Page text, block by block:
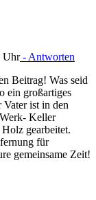
Uhr- Antworten
Beitrag! Was seid
ein großartiges
ist in den
Keller
gearbeitet.
für
gemeinsame Zeit!